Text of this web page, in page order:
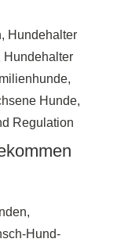
Hundehalter
Hundehalter
Hunde,
Regulation
Hund-